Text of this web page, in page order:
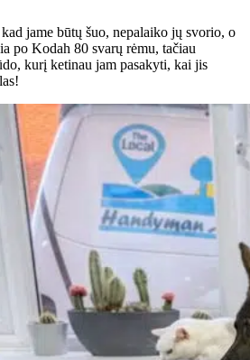
jame būtų šuo, nepalaiko jų svorio, o
po Kodah 80 svarų rėmu, tačiau
kurį ketinau jam pasakyti, kai jis